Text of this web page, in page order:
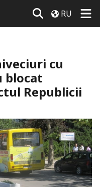
RU
cu
blocat
Republicii